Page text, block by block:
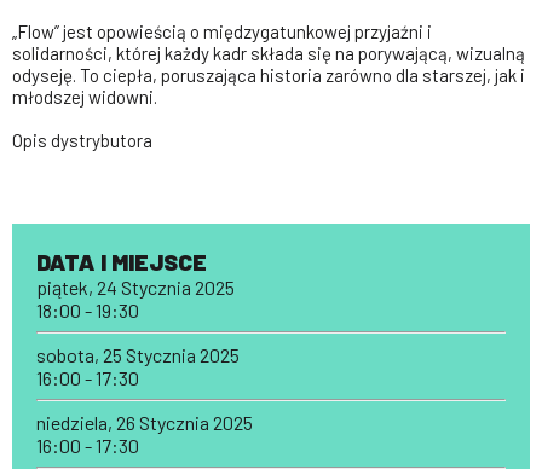
„Flow” jest opowieścią o międzygatunkowej przyjaźni i
solidarności, której każdy kadr składa się na porywającą, wizualną
odyseję. To ciepła, poruszająca historia zarówno dla starszej, jak i
młodszej widowni.
Opis dystrybutora
DATA I MIEJSCE
piątek, 24 Stycznia 2025
18:00 - 19:30
sobota, 25 Stycznia 2025
16:00 - 17:30
niedziela, 26 Stycznia 2025
16:00 - 17:30